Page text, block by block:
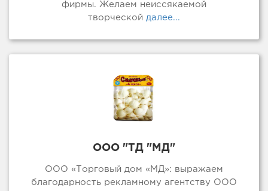
фирмы. Желаем неиссякаемой
творческой далее...
ООО "ТД "МД"
ООО «Торговый дом «МД»: выражаем
благодарность рекламному агентству ООО